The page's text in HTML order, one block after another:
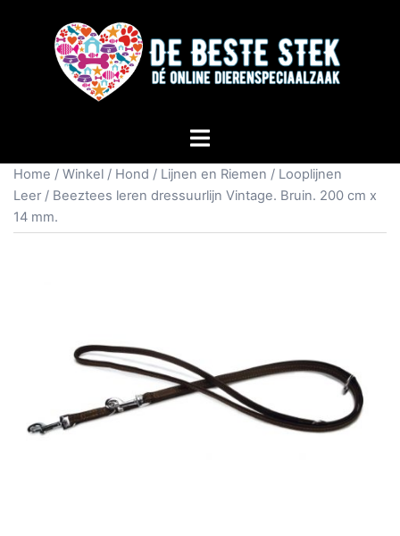
Home / Winkel / Hond / Lijnen en Riemen / Looplijnen
Leer / Beeztees leren dressuurlijn Vintage. Bruin. 200 cm x
14 mm.